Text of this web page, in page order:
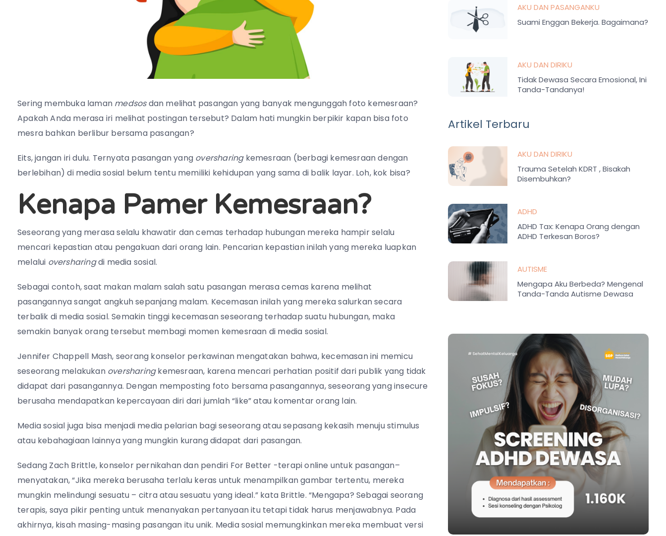
Sering membuka laman medsosdan melihat pasangan yang banyak mengunggah foto kemesraan?
Apakah Anda merasa iri melihat postingan tersebut? Dalam hati mungkin berpikir kapan bisa foto
mesra bahkan berlibur bersama pasangan?
Eits, jangan iri dulu. Ternyata pasangan yang oversharingkemesraan (berbagi kemesraan dengan
berlebihan) di media sosial belum tentu memiliki kehidupan yang sama di balik layar. Loh, kok bisa?
Kenapa Pamer Kemesraan?
Seseorang yang merasa selalu khawatir dan cemas terhadap hubungan mereka hampir selalu
mencari kepastian atau pengakuan dari orang lain. Pencarian kepastian inilah yang mereka luapkan
melalui oversharingdi media sosial.
Sebagai contoh, saat makan malam salah satu pasangan merasa cemas karena melihat
pasangannya sangat angkuh sepanjang malam. Kecemasan inilah yang mereka salurkan secara
terbalik di media sosial. Semakin tinggi kecemasan seseorang terhadap suatu hubungan, maka
semakin banyak orang tersebut membagi momen kemesraan di media sosial.
Jennifer Chappell Mash, seorang konselor perkawinan mengatakan bahwa, kecemasan ini memicu
seseorang melakukan oversharingkemesraan, karena mencari perhatian positif dari publik yang tidak
didapat dari pasangannya. Dengan memposting foto bersama pasangannya, seseorang yang insecure
berusaha mendapatkan kepercayaan diri dari jumlah “like” atau komentar orang lain.
Media sosial juga bisa menjadi media pelarian bagi seseorang atau sepasang kekasih menuju stimulus
atau kebahagiaan lainnya yang mungkin kurang didapat dari pasangan.
Sedang Zach Brittle, konselor pernikahan dan pendiri For Better -terapi online untuk pasangan–
menyatakan, “Jika mereka berusaha terlalu keras untuk menampilkan gambar tertentu, mereka
mungkin melindungi sesuatu – citra atau sesuatu yang ideal.” kata Brittle. “Mengapa? Sebagai seorang
terapis, saya pikir penting untuk menanyakan pertanyaan itu tetapi tidak harus menjawabnya. Pada
akhirnya, kisah masing-masing pasangan itu unik. Media sosial memungkinkan mereka membuat versi
AKU DAN PASANGANKU
Suami Enggan Bekerja. Bagaimana?
AKU DAN DIRIKU
Tidak Dewasa Secara Emosional, Ini
Tanda-Tandanya!
Artikel Terbaru
AKU DAN DIRIKU
Trauma Setelah KDRT , Bisakah
Disembuhkan?
ADHD
ADHD Tax: Kenapa Orang dengan
ADHD Terkesan Boros?
AUTISME
Mengapa Aku Berbeda? Mengenal
Tanda-Tanda Autisme Dewasa